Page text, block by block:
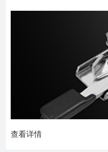
查看详情